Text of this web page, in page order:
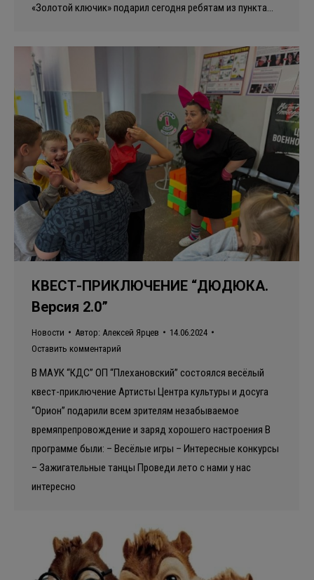
«Золотой ключик» подарил сегодня ребятам из пункта…
КВЕСТ-ПРИКЛЮЧЕНИЕ “ДЮДЮКА.
Версия 2.0”
Новости Автор: Алексей Ярцев
14.06.2024
Оставить комментарий
В МАУК “КДС” ОП “Плехановский” состоялся весёлый
квест-приключение Артисты Центра культуры и досуга
“Орион” подарили всем зрителям незабываемое
времяпрепровождение и заряд хорошего настроения В
программе были: – Весёлые игры – Интересные конкурсы
– Зажигательные танцы Проведи лето с нами у нас
интересно